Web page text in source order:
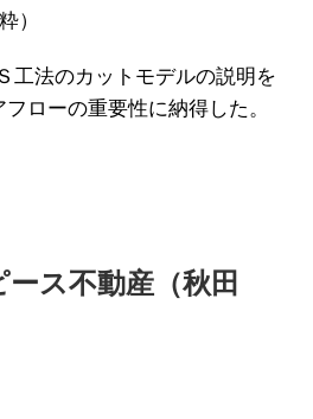
）
工法のカットモデルの説明を
ローの重要性に納得した。
ス不動産（秋田